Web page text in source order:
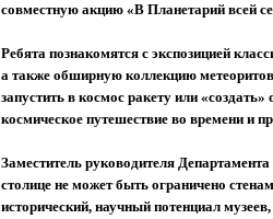
совместную акцию «В Планетарий всей
Ребята познакомятся с экспозицией
а также обширную коллекцию
запустить в космос ракету или «создать»
космическое путешествие во времени и
Заместитель руководителя
столице не может быть ограничено
исторический, научный потенциал